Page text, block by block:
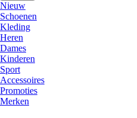
Nieuw
Schoenen
Kleding
Heren
Dames
Kinderen
Sport
Accessoires
Promoties
Merken